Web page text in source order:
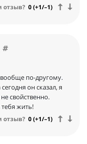
отзыв? 0 (+1/–1)
вообще по-другому.
он сказал, я
свойственно.
жить!
отзыв? 0 (+1/–1)